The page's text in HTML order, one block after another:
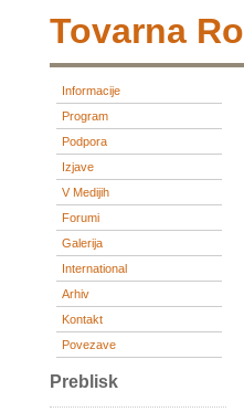
Tovarna
Informacije
Program
Podpora
Izjave
V Medijih
Forumi
Galerija
International
Arhiv
Kontakt
Povezave
Preblisk